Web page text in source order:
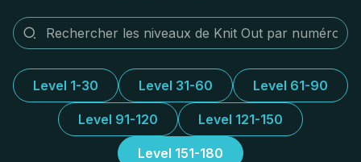
Level 1-30 Level 31-60 Level 61-90
Level 91-120 Level 121-150
Level 151-180